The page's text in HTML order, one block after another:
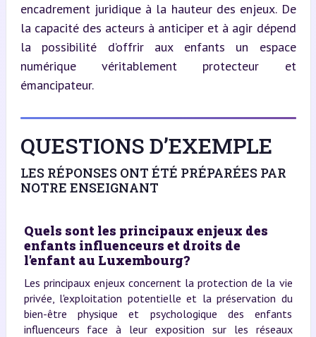
encadrement juridique à la hauteur des enjeux. De
la capacité des acteurs à anticiper et à agir dépend
la possibilité d’offrir aux enfants un espace
numérique véritablement protecteur et
émancipateur.
QUESTIONS D’EXEMPLE
LES RÉPONSES ONT ÉTÉ PRÉPARÉES PAR
NOTRE ENSEIGNANT
Quels sont les principaux enjeux des
enfants influenceurs et droits de
l'enfant au Luxembourg?
Les principaux enjeux concernent la protection de la vie
privée, l'exploitation potentielle et la préservation du
bien-être physique et psychologique des enfants
influenceurs face à leur exposition sur les réseaux